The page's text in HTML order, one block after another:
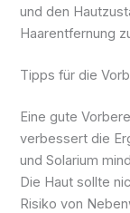
und den
Haarentfernung
Tipps für die
Eine gute
verbessert die
und Solarium
Die Haut sollte
Risiko von